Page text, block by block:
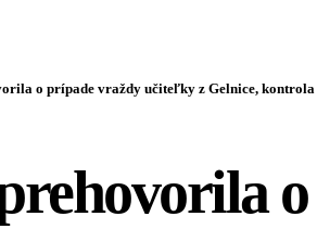
o prípade vraždy učiteľky z Gelnice,